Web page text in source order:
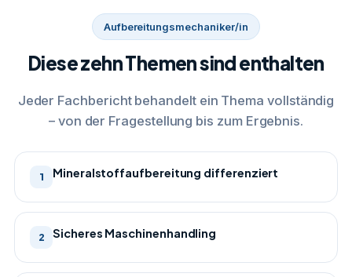
Aufbereitungsmechaniker/in
Diese zehn Themen sind enthalten
Jeder Fachbericht behandelt ein Thema vollständig
– von der Fragestellung bis zum Ergebnis.
1 Mineralstoffaufbereitung differenziert
2 Sicheres Maschinenhandling